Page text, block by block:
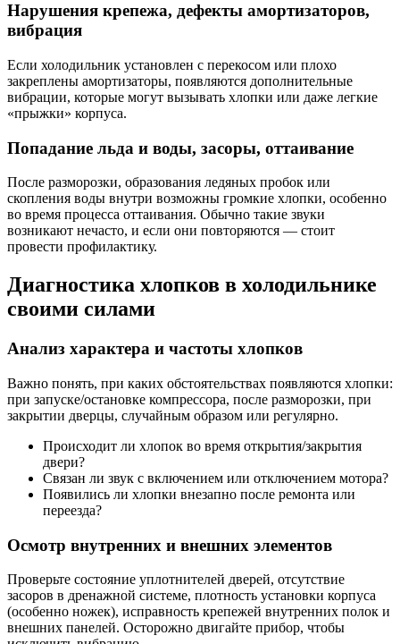
Нарушения крепежа, дефекты амортизаторов,
вибрация
Если холодильник установлен с перекосом или плохо
закреплены амортизаторы, появляются дополнительные
вибрации, которые могут вызывать хлопки или даже легкие
«прыжки» корпуса.
Попадание льда и воды, засоры, оттаивание
После разморозки, образования ледяных пробок или
скопления воды внутри возможны громкие хлопки, особенно
во время процесса оттаивания. Обычно такие звуки
возникают нечасто, и если они повторяются — стоит
провести профилактику.
Диагностика хлопков в холодильнике
своими силами
Анализ характера и частоты хлопков
Важно понять, при каких обстоятельствах появляются хлопки:
при запуске/остановке компрессора, после разморозки, при
закрытии дверцы, случайным образом или регулярно.
Происходит ли хлопок во время открытия/закрытия
двери?
Связан ли звук с включением или отключением мотора?
Появились ли хлопки внезапно после ремонта или
переезда?
Осмотр внутренних и внешних элементов
Проверьте состояние уплотнителей дверей, отсутствие
засоров в дренажной системе, плотность установки корпуса
(особенно ножек), исправность крепежей внутренних полок и
внешних панелей. Осторожно двигайте прибор, чтобы